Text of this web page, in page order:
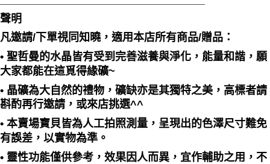
聲明
凡邀請/下單視同知曉，適用本店所有商品/贈品：
• 聖哲曼的水晶皆有受到完善滋養與淨化，能量和諧，願
大家都能在這覓得緣礦~
• 晶礦為大自然的禮物，礦缺亦是其獨特之美，高標者請
斟酌再行邀請，或來店挑選^^
• 本賣場寶貝皆為人工拍照測量，呈現出的色澤尺寸難免
有誤差，以實物為準。
• 靈性功能僅供參考，效果因人而異，宜作輔助之用，不